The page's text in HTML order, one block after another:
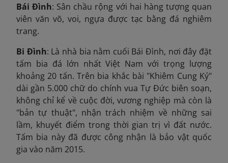
Bái Đình: Sân chầu rộng với hai hàng tượng quan
viên văn võ, voi, ngựa được tạc bằng đá nghiêm
trang.
Bi Đình: Là nhà bia nằm cuối Bái Đình, nơi đây đặt
tấm bia đá lớn nhất Việt Nam với trọng lượng
khoảng 20 tấn. Trên bia khắc bài "Khiêm Cung Ký"
dài gần 5.000 chữ do chính vua Tự Đức biên soạn,
không chỉ kể về cuộc đời, vương nghiệp mà còn là
"bản tự thuật", nhận trách nhiệm về những sai
lầm, khuyết điểm trong thời gian trị vì đất nước.
Tấm bia này đã được công nhận là bảo vật quốc
gia vào năm 2015.